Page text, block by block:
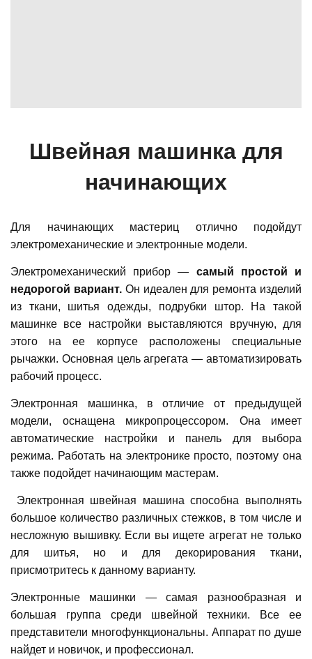
Швейная машинка для
начинающих
Для начинающих мастериц отлично подойдут
электромеханические и электронные модели.
Электромеханический прибор — самый простой и
недорогой вариант. Он идеален для ремонта изделий
из ткани, шитья одежды, подрубки штор. На такой
машинке все настройки выставляются вручную, для
этого на ее корпусе расположены специальные
рычажки. Основная цель агрегата — автоматизировать
рабочий процесс.
Электронная машинка, в отличие от предыдущей
модели, оснащена микропроцессором. Она имеет
автоматические настройки и панель для выбора
режима. Работать на электронике просто, поэтому она
также подойдет начинающим мастерам.
Электронная швейная машина способна выполнять
большое количество различных стежков, в том числе и
несложную вышивку. Если вы ищете агрегат не только
для шитья, но и для декорирования ткани,
присмотритесь к данному варианту.
Электронные машинки — самая разнообразная и
большая группа среди швейной техники. Все ее
представители многофункциональны. Аппарат по душе
найдет и новичок, и профессионал.